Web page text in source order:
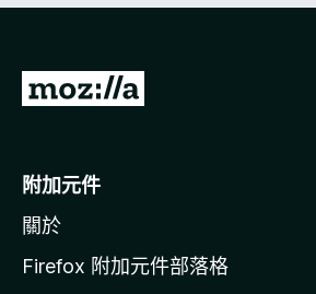
前
o
i
l
附加元件
關於
Firefox 附加元件部落格